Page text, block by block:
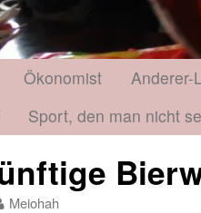
Ökonomist Anderer-
Sport, den man nicht
Read
Meiohah